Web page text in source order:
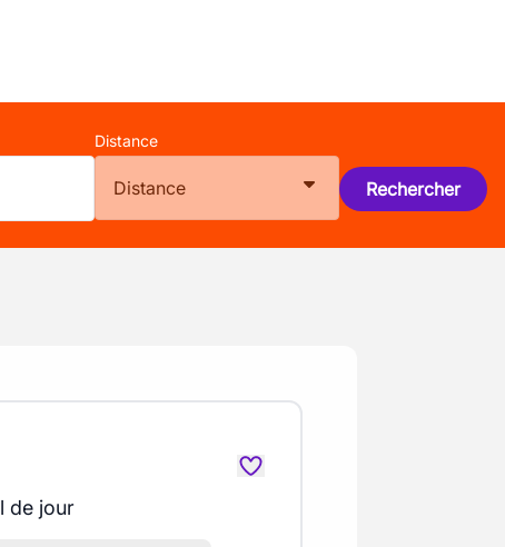
Distance
Distance Rechercher
de jour